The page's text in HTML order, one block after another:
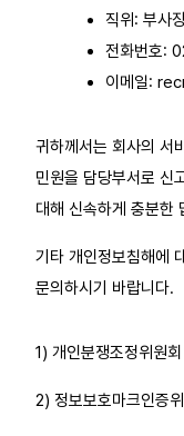
직위: 부사
전화번호:
이메일:
귀하께서는 회사의 서
민원을 담당부서로 신
대해 신속하게 충분한
기타 개인정보침해에
문의하시기 바랍니다.
1) 개인분쟁조정위
2) 정보보호마크인